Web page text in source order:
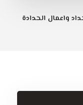
واعمال الحدادة